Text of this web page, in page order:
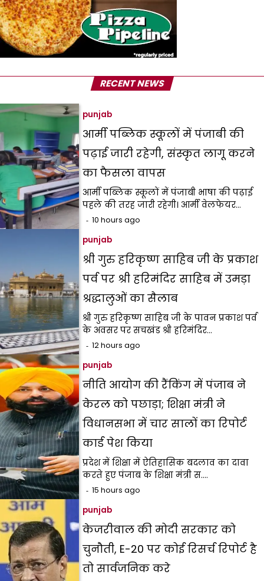
RECENT NEWS
punjab
आर्मी पब्लिक स्कूलों में पंजाबी की
पढ़ाई जारी रहेगी, संस्कृत लागू करने
का फैसला वापस
आर्मी पब्लिक स्कूलों में पंजाबी भाषा की पढ़ाई
पहले की तरह जारी रहेगी। आर्मी वेलफेयर…
10 hours ago
punjab
श्री गुरु हरिकृष्ण साहिब जी के प्रकाश
पर्व पर श्री हरिमंदिर साहिब में उमड़ा
श्रद्धालुओं का सैलाब
श्री गुरु हरिकृष्ण साहिब जी के पावन प्रकाश पर्व
के अवसर पर सचखंड श्री हरिमंदिर…
12 hours ago
punjab
नीति आयोग की रैंकिंग में पंजाब ने
केरल को पछाड़ा; शिक्षा मंत्री ने
विधानसभा में चार सालों का रिपोर्ट
कार्ड पेश किया
प्रदेश में शिक्षा में ऐतिहासिक बदलाव का दावा
करते हुए पंजाब के शिक्षा मंत्री स.…
15 hours ago
punjab
केजरीवाल की मोदी सरकार को
चुनौती, E-20 पर कोई रिसर्च रिपोर्ट है
तो सार्वजनिक करे